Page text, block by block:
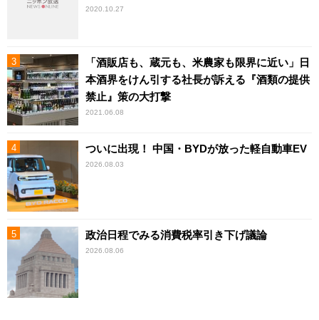
2020.10.27
「酒販店も、蔵元も、米農家も限界に近い」日
本酒界をけん引する社長が訴える『酒類の提供
禁止』策の大打撃
2021.06.08
ついに出現！ 中国・BYDが放った軽自動車EV
2026.08.03
政治日程でみる消費税率引き下げ議論
2026.08.06